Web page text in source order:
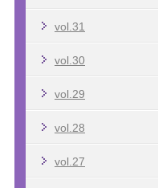
vol.31
vol.30
vol.29
vol.28
vol.27